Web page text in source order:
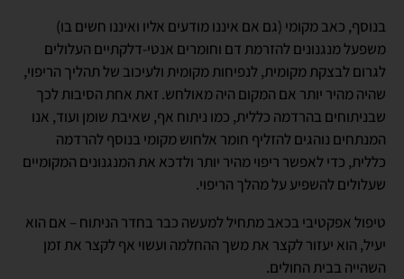
בנוסף, כאב מקומי (גם אם איננו מודעים אליו ואיננו חשים בו)
משפעל מנגנונים להזרמת דם וחומרים אנטי-דלקתיים העלולים
לגרום לבצקת מקומית, לנפיחות מקומית ולעיכוב של תהליך הריפוי,
שהיה מהיר יותר אם המקום היה מאולחש. זאת אחת הסיבות לכך
שבניתוחים בהרדמה כללית, כמו ניתוח אף, שאיבת שומן ועוד, אנו
המנתחים נוהגים להזליף חומר אלחוש מקומי בנוסף להרדמה
כללית, כדי לאפשר ריפוי מהיר יותר ולדכא את המנגנונים המקומיים
שעלולים להשפיע על מהלך הריפוי.
טיפול אפקטיבי בכאב מתחיל למעשה כבר בחדר הניתוח – אם הוא
יעיל, הוא יעזור לקצר את משך ההחלמה ועשוי אף לקצר את זמן
השהייה בבית החולים.